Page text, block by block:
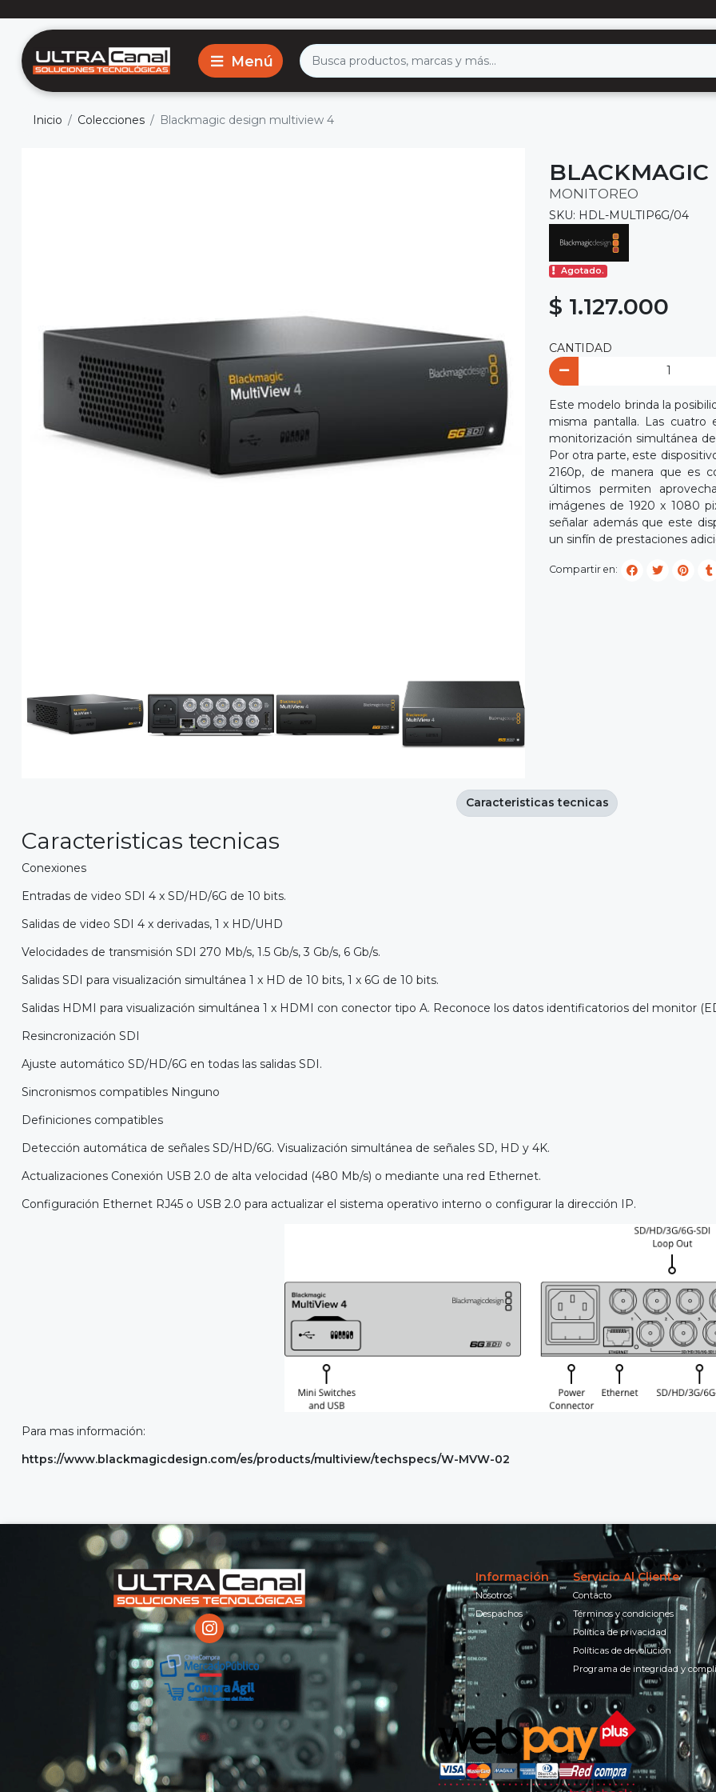
Inicio Colecciones Blackmagic design multiview 4
MONITOREO
SKU: HDL-MULTIP6G/04
Agotado.
$ 1.127.000
CANTIDAD
Este modelo brinda la
misma pantalla. Las cuatro
monitorización simultánea
Por otra parte, este
2160p, de manera que es
últimos permiten
imágenes de 1920 x 1080
señalar además que este
un sinfín de prestaciones
Compartir en:
Caracteristicas tecnicas
Conexiones
Entradas de video SDI 4 x SD/HD/6G de 10 bits.
Salidas de video SDI 4 x derivadas, 1 x HD/UHD
Velocidades de transmisión SDI 270 Mb/s, 1.5 Gb/s, 3 Gb/s, 6 Gb/s.
Salidas SDI para visualización simultánea 1 x HD de 10 bits, 1 x 6G de 10 bits.
Salidas HDMI para visualización simultánea 1 x HDMI con conector tipo A. Reconoce los datos identificatorios del monitor
Resincronización SDI
Ajuste automático SD/HD/6G en todas las salidas SDI.
Sincronismos compatibles Ninguno
Definiciones compatibles
Detección automática de señales SD/HD/6G. Visualización simultánea de señales SD, HD y 4K.
Actualizaciones Conexión USB 2.0 de alta velocidad (480 Mb/s) o mediante una red Ethernet.
Configuración Ethernet RJ45 o USB 2.0 para actualizar el sistema operativo interno o configurar la dirección IP.
Para mas información:
https://www.blackmagicdesign.com/es/products/multiview/techspecs/W-MVW-02
Caracteristicas tecnicas
Información
Nosotros
Despachos
Servicio Al Cliente
Contacto
Términos y condiciones
Política de privacidad
Políticas de devolución
Programa de integridad y